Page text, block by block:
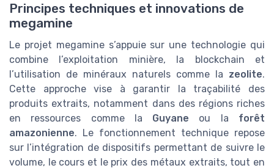
Principes techniques et innovations de
megamine
Le projet megamine s’appuie sur une technologie qui
combine l’exploitation minière, la blockchain et
l’utilisation de minéraux naturels comme la zeolite.
Cette approche vise à garantir la traçabilité des
produits extraits, notamment dans des régions riches
en ressources comme la Guyane ou la forêt
amazonienne. Le fonctionnement technique repose
sur l’intégration de dispositifs permettant de suivre le
volume, le cours et le prix des métaux extraits, tout en